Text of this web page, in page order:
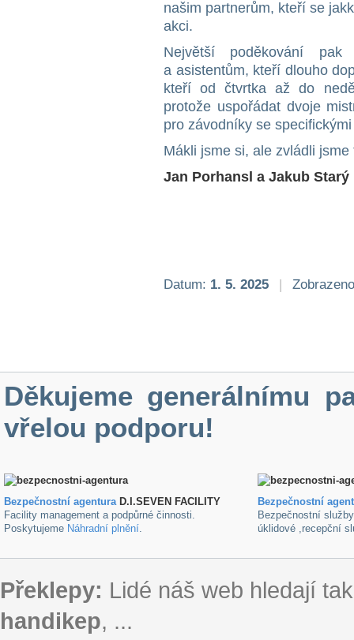
našim partnerům, kteří se
akci.
Největší poděkování
a asistentům, kteří dlouho
kteří od čtvrtka až do
protože uspořádat dvoje
pro závodníky se
Mákli jsme si, ale zvládli
Jan Porhansl a Jakub Starý
Datum: 1. 5. 2025 |
Děkujeme generálnímu
vřelou podporu!
Bezpečnostní agenturaD.I.SEVEN FACILITY
Facility management a podpůrné činnosti.
Poskytujeme Náhradní plnění.
Bezpečnostní
Bezpečnostní
úklidové ,recepční
Překlepy: Lidé náš web hledají
handikep, ...